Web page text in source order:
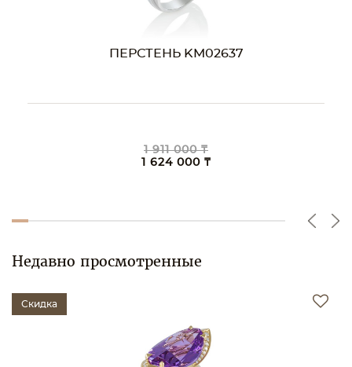
ПЕРСТЕНЬ KM02637
1 911 000 ₸
1 624 000 ₸
Недавно просмотренные
Скидка